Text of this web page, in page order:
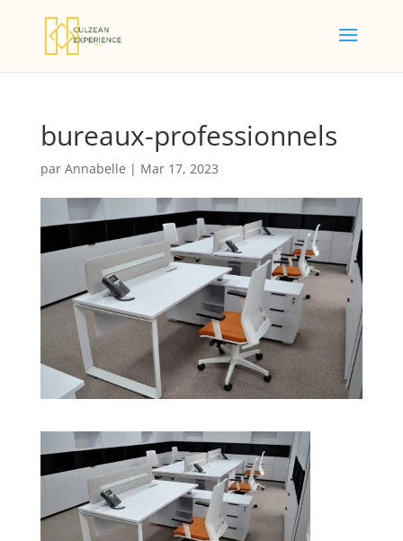
bureaux-professionnels
par Annabelle | Mar 17, 2023